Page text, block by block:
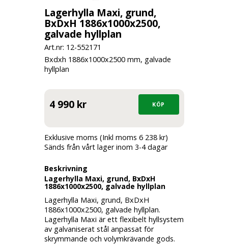
Lagerhylla Maxi, grund,
BxDxH 1886x1000x2500,
galvade hyllplan
Art.nr: 12-552171
Bxdxh 1886x1000x2500 mm, galvade
hyllplan
4 990 kr
Exklusive moms (Inkl moms 6 238 kr)
Sänds från vårt lager inom 3-4 dagar
Beskrivning
Lagerhylla Maxi, grund, BxDxH
1886x1000x2500, galvade hyllplan
Lagerhylla Maxi, grund, BxDxH
1886x1000x2500, galvade hyllplan.
Lagerhylla Maxi är ett flexibelt hyllsystem
av galvaniserat stål anpassat för
skrymmande och volymkrävande gods.